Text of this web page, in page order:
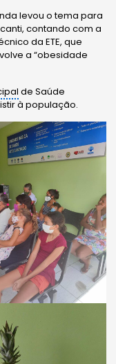
levou o tema para
contando com a
da ETE, que
a “obesidade
de Saúde
à população.